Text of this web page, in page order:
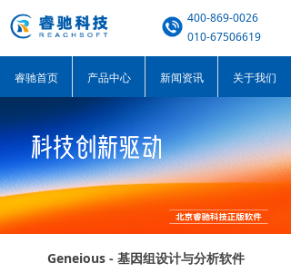
400-869-0026
010-67506619
睿驰首页 产品中心 新闻资讯 关于我们
Geneious - 基因组设计与分析软件